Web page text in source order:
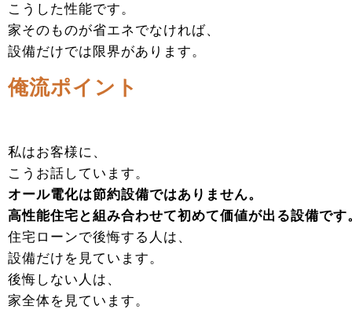
こうした性能です。
家そのものが省エネでなければ、
設備だけでは限界があります。
俺流ポイント
私はお客様に、
こうお話しています。
オール電化は節約設備ではありません。
高性能住宅と組み合わせて初めて価値が出る設備です
住宅ローンで後悔する人は、
設備だけを見ています。
後悔しない人は、
家全体を見ています。